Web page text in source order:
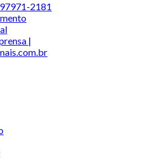
2181
|